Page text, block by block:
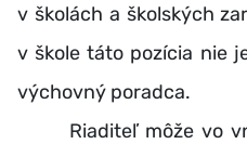
v školách a školských
v škole táto pozícia nie
výchovný poradca.
Riaditeľ môže vo